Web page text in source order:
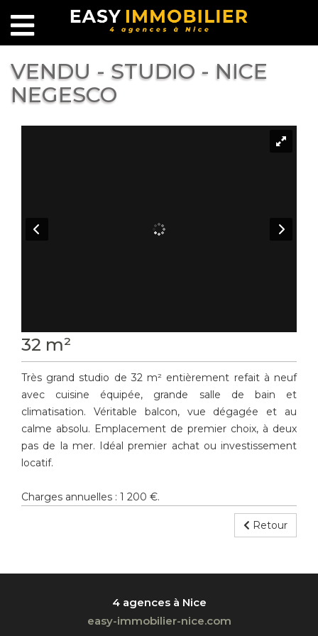
VENDU - STUDIO - NICE
NEGESCO
32 m²
Très grand studio de 32 m² entièrement refait à neuf
avec cuisine équipée, grande salle de bain et
climatisation. Véritable balcon, vue dégagée et au
calme absolu. Emplacement de premier choix, à deux
pas de la mer. Idéal premier achat ou investissement
locatif.
Charges annuelles : 1 200 €.
Retour
4 agences à Nice
easy-immobilier-nice.com